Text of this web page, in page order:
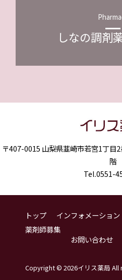
しなの調剤
〒407-0015 山梨県韮崎市若宮1丁
階
Tel.0551-
トップ インフォメーション
薬剤師募集
お問い合わせ
Copyright © 2026イリス薬局